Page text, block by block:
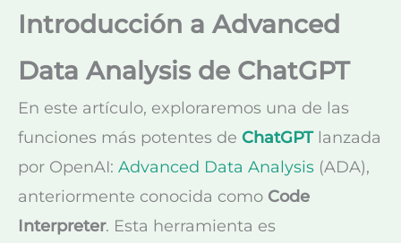
Introducción a Advanced
Data Analysis de ChatGPT
En este artículo, exploraremos una de las
funciones más potentes de ChatGPTlanzada
por OpenAI: Advanced Data Analysis (ADA),
anteriormente conocida como Code
Interpreter. Esta herramienta es